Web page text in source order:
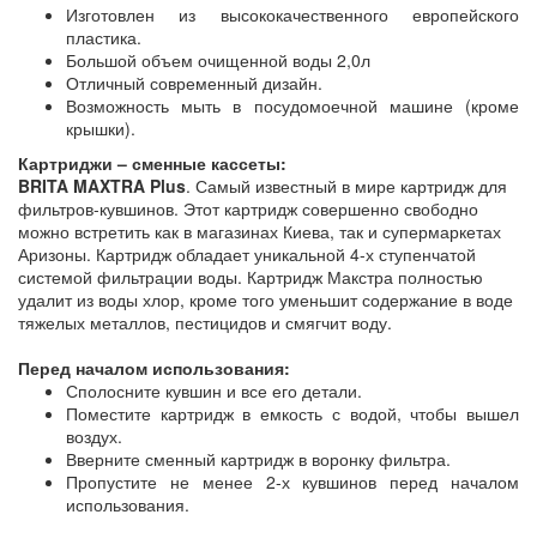
Изготовлен из высококачественного европейского
пластика.
Большой объем очищенной воды 2,0л
Отличный современный дизайн.
Возможность мыть в посудомоечной машине (кроме
крышки).
Картриджи – сменные кассеты:
BRITA MAXTRA Plus. Самый известный в мире картридж для
фильтров-кувшинов. Этот картридж совершенно свободно
можно встретить как в магазинах Киева, так и супермаркетах
Аризоны. Картридж обладает уникальной 4-х ступенчатой
системой фильтрации воды. Картридж Макстра полностью
удалит из воды хлор, кроме того уменьшит содержание в воде
тяжелых металлов, пестицидов и смягчит воду.
Перед началом использования:
Сполосните кувшин и все его детали.
Поместите картридж в емкость с водой, чтобы вышел
воздух.
Вверните сменный картридж в воронку фильтра.
Пропустите не менее 2-х кувшинов перед началом
использования.